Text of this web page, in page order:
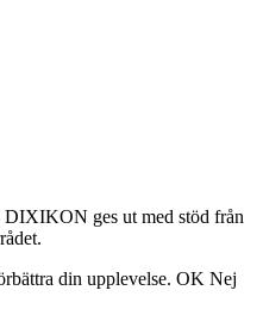
ges ut med stöd från
din upplevelse. OK Nej